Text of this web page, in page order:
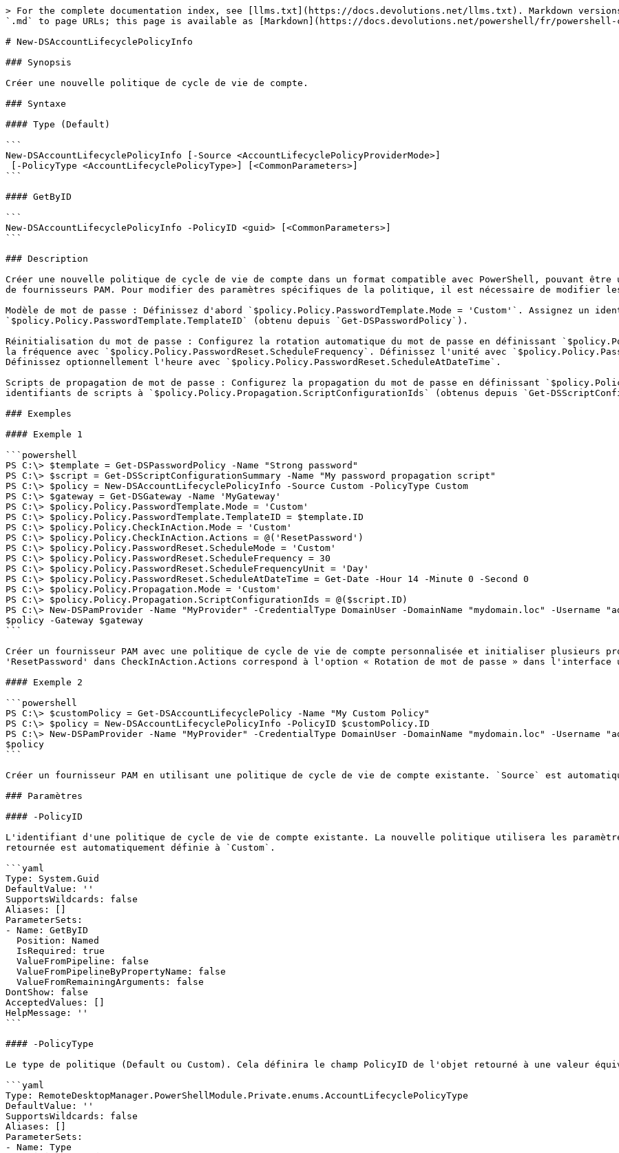
> For the complete documentation index, see [llms.txt](https://docs.devolutions.net/llms.txt). Markdown
`.md` to page URLs; this page is available as [Markdown](https://docs.devolutions.net/powershell/fr/powershell-
# New-DSAccountLifecyclePolicyInfo
### Synopsis
Créer une nouvelle politique de cycle de vie de compte.
### Syntaxe
#### Type (Default)
```
New-DSAccountLifecyclePolicyInfo [-Source <AccountLifecyclePolicyProviderMode>]
```
#### GetByID
```
New-DSAccountLifecyclePolicyInfo -PolicyID <guid> [<CommonParameters>]
```
### Description
Créer une nouvelle politique de cycle de vie de compte dans un format compatible avec PowerShell,
de fournisseurs PAM. Pour modifier des paramètres spécifiques de la politique, il est nécessaire de modifier
Modèle de mot de passe : Définissez d'abord `$policy.Policy.PasswordTemplate.Mode = 'Custom'`. Assignez un
`$policy.Policy.PasswordTemplate.TemplateID` (obtenu depuis `Get-DSPasswordPolicy`).
Réinitialisation du mot de passe : Configurez la rotation automatique du mot de passe en définissant
la fréquence avec `$policy.Policy.PasswordReset.ScheduleFrequency`. Définissez l'unité avec
Définissez optionnellement l'heure avec `$policy.Policy.PasswordReset.ScheduleAtDateTime`.
Scripts de propagation de mot de passe : Configurez la propagation du mot de passe en définissant
identifiants de scripts à `$policy.Policy.Propagation.ScriptConfigurationIds` (obtenus depuis `Get-
### Exemples
#### Exemple 1
```powershell
PS C:\> $template = Get-DSPasswordPolicy -Name "Strong password"
PS C:\> $script = Get-DSScriptConfigurationSummary -Name "My password propagation script"
PS C:\> $policy = New-DSAccountLifecyclePolicyInfo -Source Custom -PolicyType Custom
PS C:\> $gateway = Get-DSGateway -Name 'MyGateway'
PS C:\> $policy.Policy.PasswordTemplate.Mode = 'Custom'
PS C:\> $policy.Policy.PasswordTemplate.TemplateID = $template.ID
PS C:\> $policy.Policy.CheckInAction.Mode = 'Custom'
PS C:\> $policy.Policy.CheckInAction.Actions = @('ResetPassword')
PS C:\> $policy.Policy.PasswordReset.ScheduleMode = 'Custom'
PS C:\> $policy.Policy.PasswordReset.ScheduleFrequency = 30
PS C:\> $policy.Policy.PasswordReset.ScheduleFrequencyUnit = 'Day'
PS C:\> $policy.Policy.PasswordReset.ScheduleAtDateTime = Get-Date -Hour 14 -Minute 0 -Second 0
PS C:\> $policy.Policy.Propagation.Mode = 'Custom'
PS C:\> $policy.Policy.Propagation.ScriptConfigurationIds = @($script.ID)
PS C:\> New-DSPamProvider -Name "MyProvider" -CredentialType DomainUser -DomainName "mydomain.loc" -
$policy -Gateway $gateway
```
Créer un fournisseur PAM avec une politique de cycle de vie de compte personnalisée et initialiser plusieurs
'ResetPassword' dans CheckInAction.Actions correspond à l'option « Rotation de mot de passe » dans
#### Exemple 2
```powershell
PS C:\> $customPolicy = Get-DSAccountLifecyclePolicy -Name "My Custom Policy"
PS C:\> $policy = New-DSAccountLifecyclePolicyInfo -PolicyID $customPolicy.ID
PS C:\> New-DSPamProvider -Name "MyProvider" -CredentialType DomainUser -DomainName "mydomain.loc" -
$policy
```
Créer un fournisseur PAM en utilisant une politique de cycle de vie de compte existante. `Source` est
### Paramètres
#### -PolicyID
L'identifiant d'une politique de cycle de vie de compte existante. La nouvelle politique utilisera les
retournée est automatiquement définie à `Custom`.
```yaml
Type: System.Guid
DefaultValue: ''
SupportsWildcards: false
Aliases: []
ParameterSets:
- Name: GetByID
DontShow: false
AcceptedValues: []
HelpMessage: ''
```
#### -PolicyType
Le type de politique (Default ou Custom). Cela définira le champ PolicyID de l'objet retourné à une valeur
```yaml
Type: RemoteDesktopManager.PowerShellModule.Private.enums.AccountLifecyclePolicyType
DefaultValue: ''
SupportsWildcards: false
Aliases: []
ParameterSets:
- Name: Type